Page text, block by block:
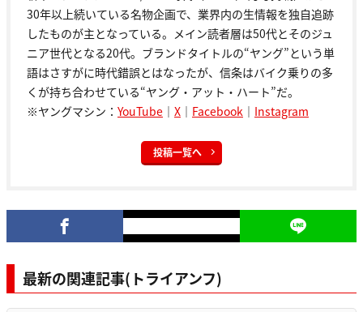
30年以上続いている名物企画で、業界内の生情報を独自追跡
したものが主となっている。メイン読者層は50代とそのジュ
ニア世代となる20代。ブランドタイトルの“ヤング”という単
語はさすがに時代錯誤とはなったが、信条はバイク乗りの多
くが持ち合わせている“ヤング・アット・ハート”だ。
※ヤングマシン： YouTube ｜ X ｜ Facebook ｜ Instagram
投稿一覧へ
最新の関連記事(トライアンフ)